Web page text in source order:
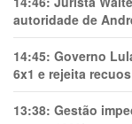
autoridade de
14:45: Governo
6x1 e rejeita
13:38: Gestão